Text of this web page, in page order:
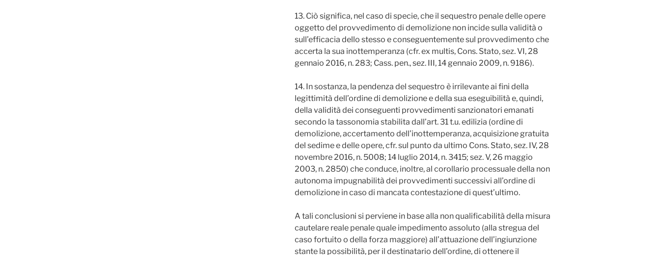
13. Ciò significa, nel caso di specie, che il sequestro penale delle opere
oggetto del provvedimento di demolizione non incide sulla validità o
sull’efficacia dello stesso e conseguentemente sul provvedimento che
accerta la sua inottemperanza (cfr. ex multis, Cons. Stato, sez. VI, 28
gennaio 2016, n. 283; Cass. pen., sez. III, 14 gennaio 2009, n. 9186).
14. In sostanza, la pendenza del sequestro è irrilevante ai fini della
legittimità dell’ordine di demolizione e della sua eseguibilità e, quindi,
della validità dei conseguenti provvedimenti sanzionatori emanati
secondo la tassonomia stabilita dall’art. 31 t.u. edilizia (ordine di
demolizione, accertamento dell’inottemperanza, acquisizione gratuita
del sedime e delle opere, cfr. sul punto da ultimo Cons. Stato, sez. IV, 28
novembre 2016, n. 5008; 14 luglio 2014, n. 3415; sez. V, 26 maggio
2003, n. 2850) che conduce, inoltre, al corollario processuale della non
autonoma impugnabilità dei provvedimenti successivi all’ordine di
demolizione in caso di mancata contestazione di quest’ultimo.
A tali conclusioni si perviene in base alla non qualificabilità della misura
cautelare reale penale quale impedimento assoluto (alla stregua del
caso fortuito o della forza maggiore) all’attuazione dell’ingiunzione
stante la possibilità, per il destinatario dell’ordine, di ottenere il